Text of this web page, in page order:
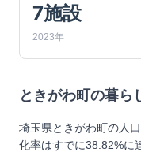
7施設
2023年
ときがわ町 の暮ら
埼玉県ときがわ町の人
化率はすでに38.82%に